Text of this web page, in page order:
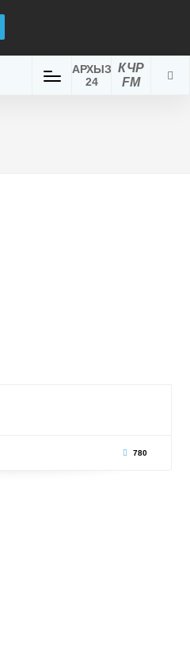
КЧР
FM
АРХЫЗ
24
780